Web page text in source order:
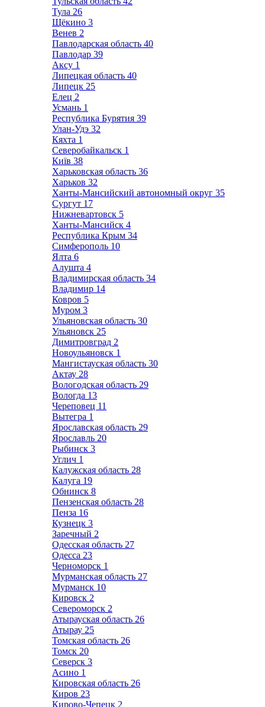
Тула 26
Щёкино 3
Венев 2
Павлодарская область 40
Павлодар 39
Аксу 1
Липецкая область 40
Липецк 25
Елец 2
Усмань 1
Республика Бурятия 39
Улан-Удэ 32
Кяхта 1
Северобайкальск 1
Київ 38
Харьковская область 36
Харьков 32
Ханты-Мансийский автономный округ 35
Сургут 17
Нижневартовск 5
Ханты-Мансийск 4
Республика Крым 34
Симферополь 10
Ялта 6
Алушта 4
Владимирская область 34
Владимир 14
Ковров 5
Муром 3
Ульяновская область 30
Ульяновск 25
Димитровград 2
Новоульяновск 1
Мангистауская область 30
Актау 28
Вологодская область 29
Вологда 13
Череповец 11
Вытегра 1
Ярославская область 29
Ярославль 20
Рыбинск 3
Углич 1
Калужская область 28
Калуга 19
Обнинск 8
Пензенская область 28
Пенза 16
Кузнецк 3
Заречный 2
Одесская область 27
Одесса 23
Черноморск 1
Мурманская область 27
Мурманск 10
Кировск 2
Североморск 2
Атырауская область 26
Атырау 25
Томская область 26
Томск 20
Северск 3
Асино 1
Кировская область 26
Киров 23
Кирово-Чепецк 2